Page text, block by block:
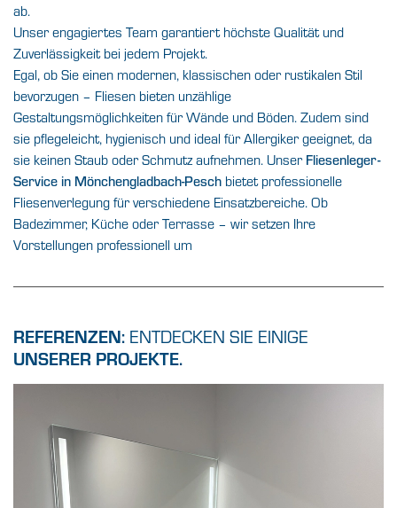
ab.
Unser engagiertes Team garantiert höchste Qualität und
Zuverlässigkeit bei jedem Projekt.
Egal, ob Sie einen modernen, klassischen oder rustikalen Stil
bevorzugen – Fliesen bieten unzählige
Gestaltungsmöglichkeiten für Wände und Böden. Zudem sind
sie pflegeleicht, hygienisch und ideal für Allergiker geeignet, da
sie keinen Staub oder Schmutz aufnehmen. Unser Fliesenleger-
Service in Mönchengladbach-Pesch bietet professionelle
Fliesenverlegung für verschiedene Einsatzbereiche. Ob
Badezimmer, Küche oder Terrasse – wir setzen Ihre
Vorstellungen professionell um
REFERENZEN: ENTDECKEN SIE EINIGE
UNSERER PROJEKTE.